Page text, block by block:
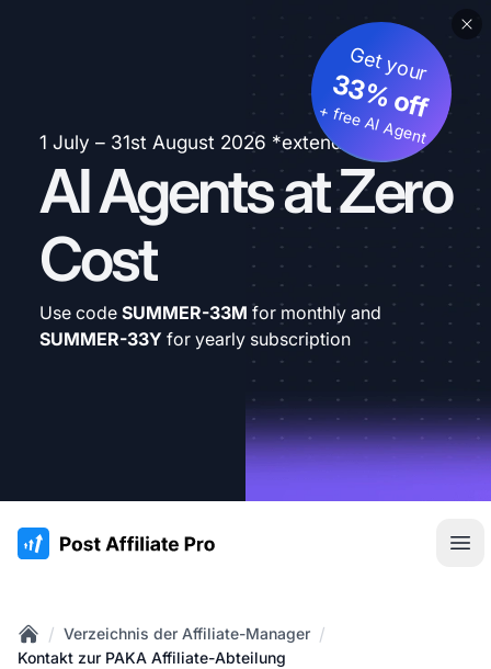
1 July – 31st August 2026 *extended
AI Agents at Zero
Cost
Get your
33% off
+ free AI Agent
Use code SUMMER-33M for monthly and
SUMMER-33Y for yearly subscription
:site.title
Home
/ Verzeichnis der Affiliate-Manager /
Kontakt zur PAKA Affiliate-Abteilung